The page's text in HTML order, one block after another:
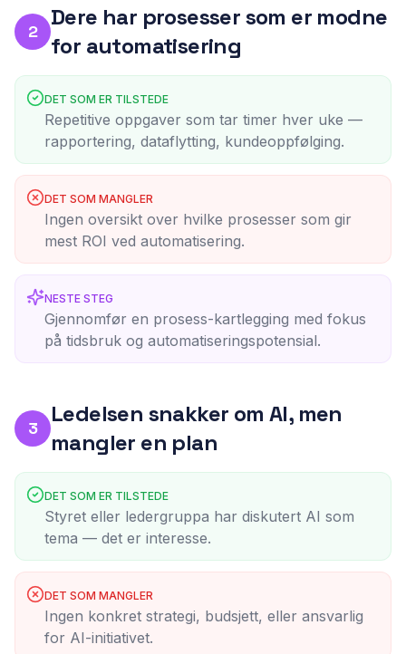
2
Dere har prosesser som er modne
for automatisering
DET SOM ER TILSTEDE
Repetitive oppgaver som tar timer hver uke —
rapportering, dataflytting, kundeoppfølging.
DET SOM MANGLER
Ingen oversikt over hvilke prosesser som gir
mest ROI ved automatisering.
NESTE STEG
Gjennomfør en prosess-kartlegging med fokus
på tidsbruk og automatiseringspotensial.
3
Ledelsen snakker om AI, men
mangler en plan
DET SOM ER TILSTEDE
Styret eller ledergruppa har diskutert AI som
tema — det er interesse.
DET SOM MANGLER
Ingen konkret strategi, budsjett, eller ansvarlig
for AI-initiativet.